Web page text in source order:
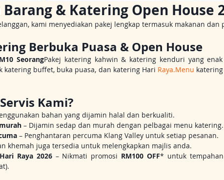
Barang & Katering Open House
kami menyediakan pakej lengkap termasuk makanan dan
Berbuka Puasa & Open House
SeorangPakej katering kahwin & katering kenduri yang
buffet, buka puasa, dan katering Hari Raya.Menu
Kami?
bahan yang dijamin halal dan berkualiti.
– Dijamin sedap dan murah dengan pelbagai menu katering.
– Penghantaran percuma Klang Valley untuk setiap pesanan.
khemah juga tersedia untuk melengkapkan majlis anda.
Raya 2026 – Nikmati promosi RM100 OFF* untuk